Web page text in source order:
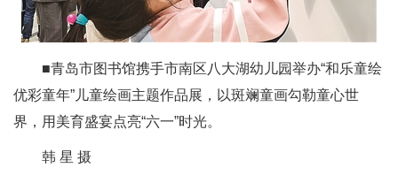
■青岛市图书馆携手市南区八大湖幼儿园举办“和乐童绘
优彩童年”儿童绘画主题作品展，以斑斓童画勾勒童心世
界，用美育盛宴点亮“六一”时光。
韩 星 摄